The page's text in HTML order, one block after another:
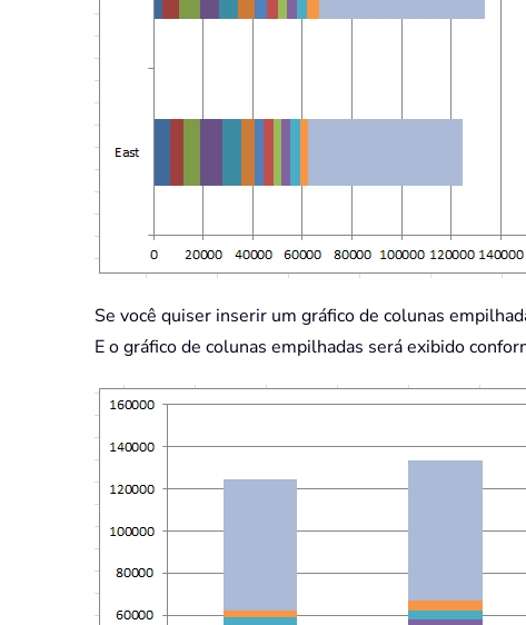
Se você quiser inserir um gráfico de colunas
E o gráfico de colunas empilhadas será exibido